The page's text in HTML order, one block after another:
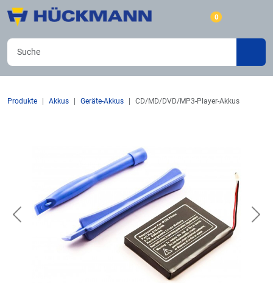
0
Produkte Akkus Geräte-Akkus CD/MD/DVD/MP3-Player-Akkus
Previous